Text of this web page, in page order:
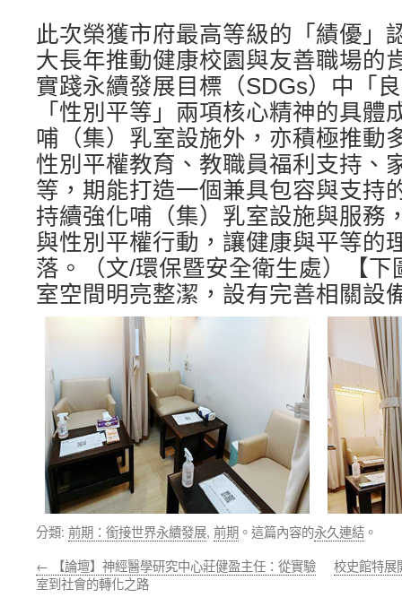
此次榮獲市府最高等級的「績優」
大長年推動健康校園與友善職場的
實踐永續發展目標（SDGs）中「
「性別平等」兩項核心精神的具體
哺（集）乳室設施外，亦積極推動
性別平權教育、教職員福利支持、
等，期能打造一個兼具包容與支持
持續強化哺（集）乳室設施與服務
與性別平權行動，讓健康與平等的
落。（文/環保暨安全衛生處）【下
室空間明亮整潔，設有完善相關設
分類: 前期：銜接世界永續發展, 前期 。這篇內容的永久連結 。
← 【論壇】神經醫學研究中心莊健盈主任：從實驗
室到社會的轉化之路
校史館特